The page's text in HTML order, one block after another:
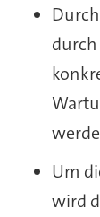
Um
wird